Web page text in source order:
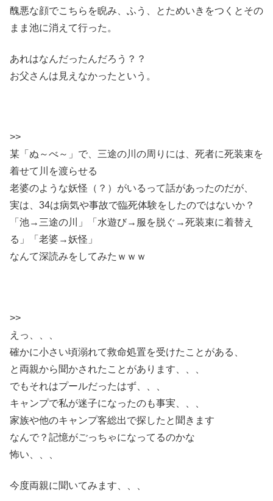
醜悪な顔でこちらを睨み、ふう、とためいきをつくとその
まま池に消えて行った。
あれはなんだったんだろう？？
お父さんは見えなかったという。
>>
某「ぬ～べ～」で、三途の川の周りには、死者に死装束を
着せて川を渡らせる
老婆のような妖怪（？）がいるって話があったのだが、
実は、34は病気や事故で臨死体験をしたのではないか？
「池→三途の川」「水遊び→服を脱ぐ→死装束に着替え
る」「老婆→妖怪」
なんて深読みをしてみたｗｗｗ
>>
えっ、、、
確かに小さい頃溺れて救命処置を受けたことがある、
と両親から聞かされたことがあります、、、
でもそれはプールだったはず、、、
キャンプで私が迷子になったのも事実、、、
家族や他のキャンプ客総出で探したと聞きます
なんで？記憶がごっちゃになってるのかな
怖い、、、
今度両親に聞いてみます、、、